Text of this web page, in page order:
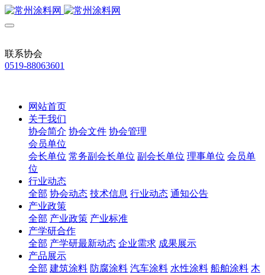
联系协会
0519-88063601
网站首页
关于我们
协会简介 协会文件 协会管理
会员单位
会长单位 常务副会长单位 副会长单位 理事单位 会员单
位
行业动态
全部 协会动态 技术信息 行业动态 通知公告
产业政策
全部 产业政策 产业标准
产学研合作
全部 产学研最新动态 企业需求 成果展示
产品展示
全部 建筑涂料 防腐涂料 汽车涂料 水性涂料 船舶涂料 木